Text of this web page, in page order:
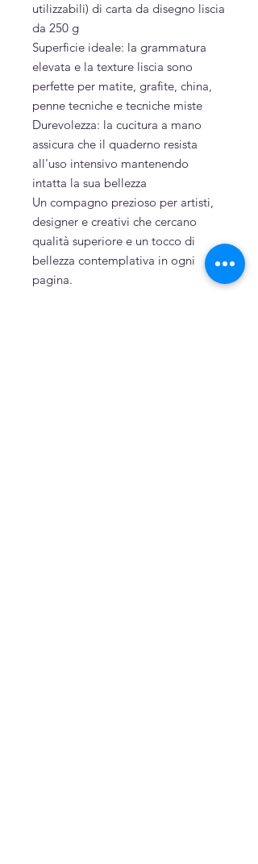
utilizzabili) di carta da disegno liscia
da 250 g
Superficie ideale: la grammatura
elevata e la texture liscia sono
perfette per matite, grafite, china,
penne tecniche e tecniche miste
Durevolezza: la cucitura a mano
assicura che il quaderno resista
all'uso intensivo mantenendo
intatta la sua bellezza
Un compagno prezioso per artisti,
designer e creativi che cercano
qualità superiore e un tocco di
bellezza contemplativa in ogni
pagina.